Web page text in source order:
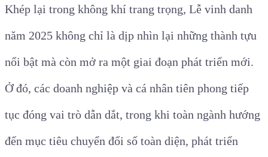
Khép lại trong không khí trang trọng, Lễ vinh danh
năm 2025 không chỉ là dịp nhìn lại những thành tựu
nổi bật mà còn mở ra một giai đoạn phát triển mới.
Ở đó, các doanh nghiệp và cá nhân tiên phong tiếp
tục đóng vai trò dẫn dắt, trong khi toàn ngành hướng
đến mục tiêu chuyển đổi số toàn diện, phát triển